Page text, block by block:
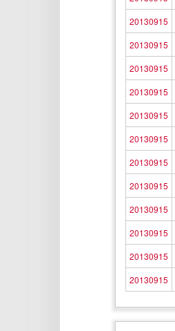
20130915
20130915
20130915
20130915
20130915
20130915
20130915
20130915
20130915
20130915
20130915
20130915